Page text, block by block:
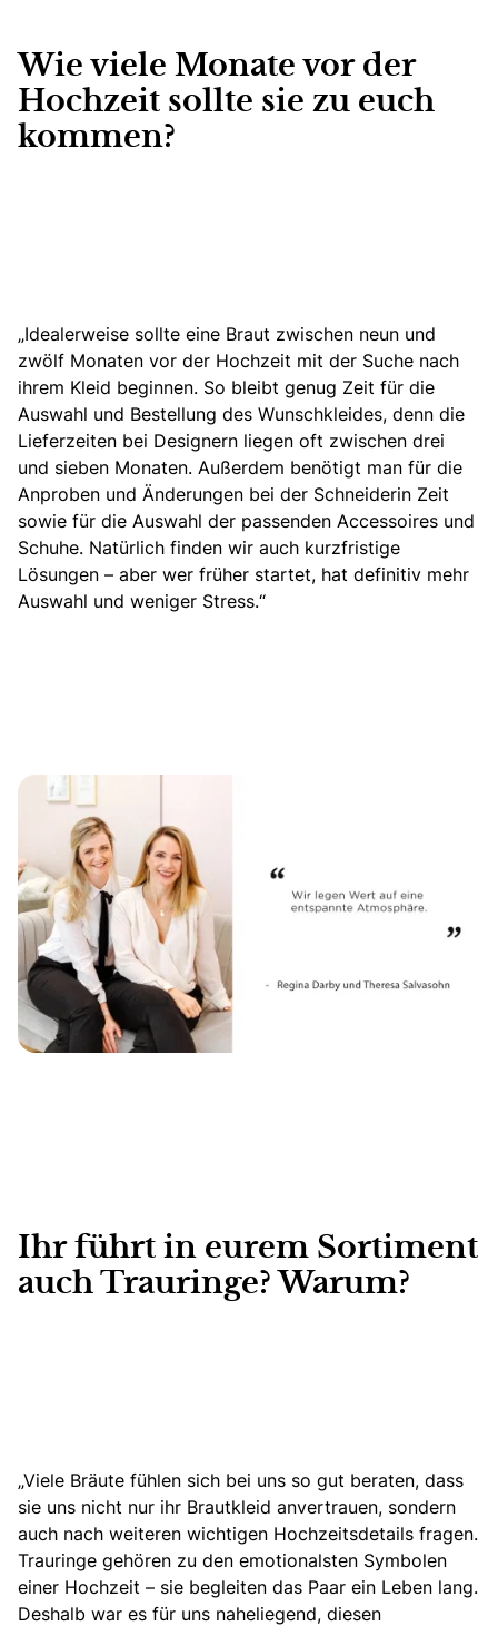
Wie viele Monate vor der
Hochzeit sollte sie zu euch
kommen?
„Idealerweise sollte eine Braut zwischen neun und
zwölf Monaten vor der Hochzeit mit der Suche nach
ihrem Kleid beginnen. So bleibt genug Zeit für die
Auswahl und Bestellung des Wunschkleides, denn die
Lieferzeiten bei Designern liegen oft zwischen drei
und sieben Monaten. Außerdem benötigt man für die
Anproben und Änderungen bei der Schneiderin Zeit
sowie für die Auswahl der passenden Accessoires und
Schuhe. Natürlich finden wir auch kurzfristige
Lösungen – aber wer früher startet, hat definitiv mehr
Auswahl und weniger Stress.“
Ihr führt in eurem Sortiment
auch Trauringe? Warum?
„Viele Bräute fühlen sich bei uns so gut beraten, dass
sie uns nicht nur ihr Brautkleid anvertrauen, sondern
auch nach weiteren wichtigen Hochzeitsdetails fragen.
Trauringe gehören zu den emotionalsten Symbolen
einer Hochzeit – sie begleiten das Paar ein Leben lang.
Deshalb war es für uns naheliegend, diesen